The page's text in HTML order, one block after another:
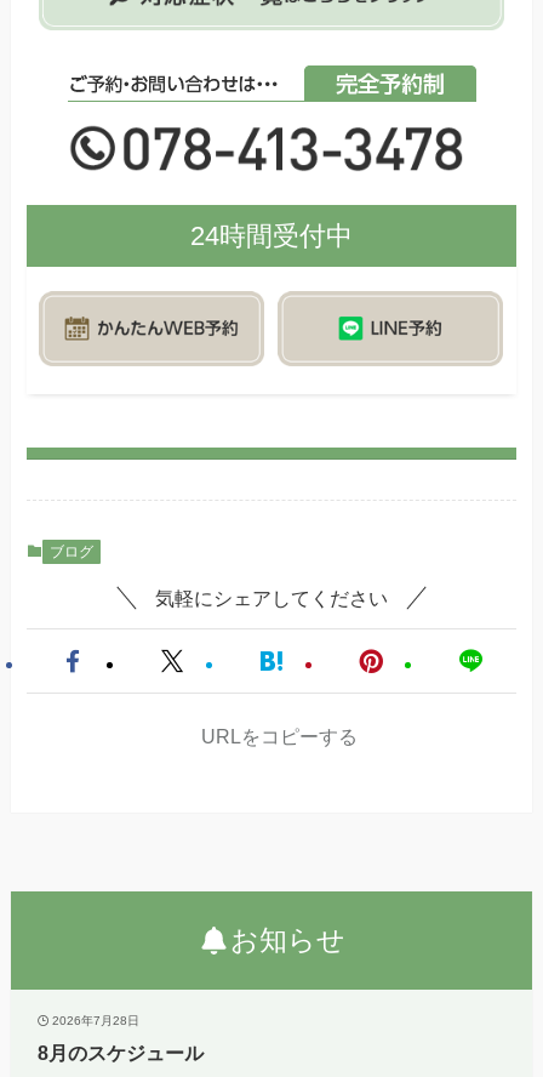
24時間受付中
ブログ
気軽にシェアしてください
URLをコピーする
お知らせ
2026年7月28日
8月のスケジュール